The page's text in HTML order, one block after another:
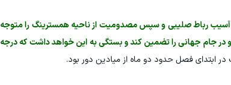
آسیب رباط صلیبی و سپس مصدومیت از ناحیه همسترینگ را متوجه
جام جهانی را تضمین کند و بستگی به این خواهد داشت که درجه
ابتدای فصل حدود دو ماه از میادین دور بود.